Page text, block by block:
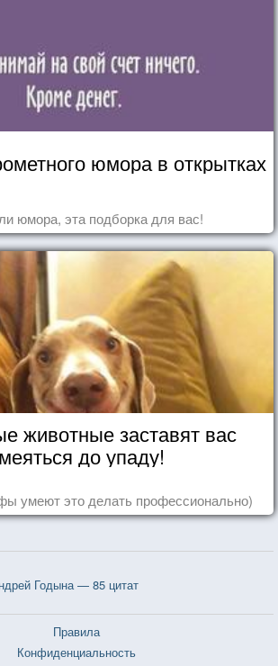
юмора в открытках
юмора, эта подборка для вас!
животные заставят вас
до упаду!
умеют это делать профессионально)
Годына — 85 цитат
Правила
Конфиденциальность